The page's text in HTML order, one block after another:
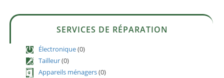
SERVICES DE RÉPARATION
Électronique(0)
Tailleur(0)
Appareils ménagers(0)